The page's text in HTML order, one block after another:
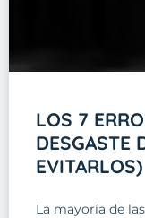
LOS 7
DESGASTE
EVITARLOS)
La mayoría de